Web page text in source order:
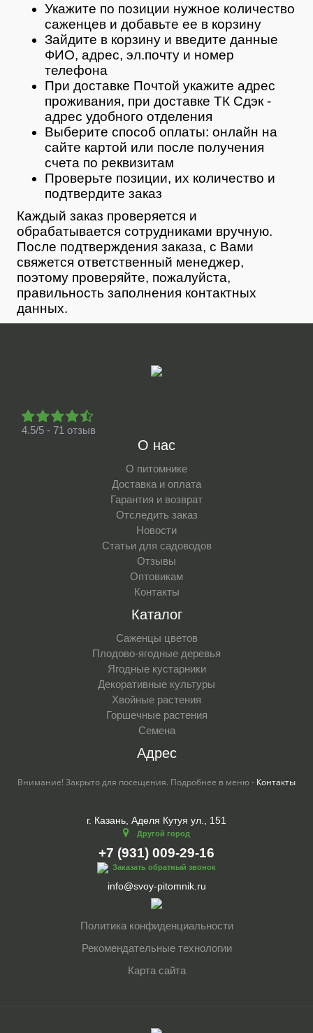
Укажите по позиции нужное количество
саженцев и добавьте ее в корзину
Зайдите в корзину и введите данные
ФИО, адрес, эл.почту и номер
телефона
При доставке Почтой укажите адрес
проживания, при доставке ТК Сдэк -
адрес удобного отделения
Выберите способ оплаты: онлайн на
сайте картой или после получения
счета по реквизитам
Проверьте позиции, их количество и
подтвердите заказ
Каждый заказ проверяется и
обрабатывается сотрудниками вручную.
После подтверждения заказа, с Вами
свяжется ответственный менеджер,
поэтому проверяйте, пожалуйста,
правильность заполнения контактных
данных.
4.5/5 - 71 отзыв
О нас
О питомнике
Доставка и оплата
Гарантия и возврат
Отследить заказ
Новости
Статьи для садоводов
Отзывы
Оптовикам
Контакты
Каталог
Саженцы цветов
Плодово-ягодные деревья
Ягодные кустарники
Декоративные культуры
Хвойные растения
Горшечные растения
Семена
Адрес
Внимание! Закрыто для посещения. Подробнее в меню - Контакты
г. Казань, Аделя Кутуя ул., 151
Другой город
+7 (931) 009-29-16
Заказать обратный звонок
info@svoy-pitomnik.ru
Политика конфиденциальности
Рекомендательные технологии
Карта сайта